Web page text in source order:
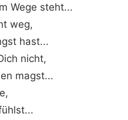
Wege steht...
weg,
hast...
nicht,
magst...